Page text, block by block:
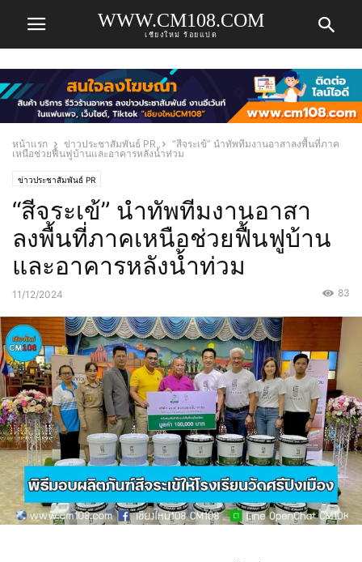
WWW.CM108.COM
เชียงใหม่ ร้อยแปด
หน้าแรก ข่าวประชาสัมพันธ์ PR
“สีจระเข้” นำทัพทีมงานอาสาลงพื้นที่ภาค
เหนือช่วยฟื้นฟูบ้านและอาคารหลังน้ำท่วม
ข่าวประชาสัมพันธ์ PR
“สีจระเข้” นำทัพทีมงานอาสา
ลงพื้นที่ภาคเหนือช่วยฟื้นฟูบ้าน
และอาคารหลังน้ำท่วม
11/12/2024 83